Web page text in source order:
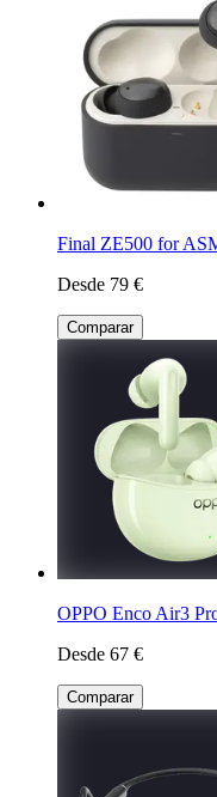
Final ZE500 for
Desde 79 €
Comparar
OPPO Enco Air3
Desde 67 €
Comparar